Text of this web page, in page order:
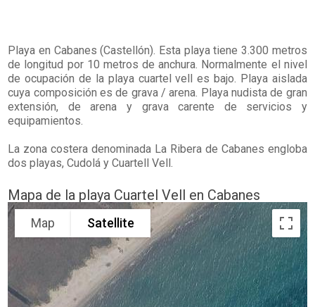
Playa en Cabanes (Castellón). Esta playa tiene 3.300 metros
de longitud por 10 metros de anchura. Normalmente el nivel
de ocupación de la playa cuartel vell es bajo. Playa aislada
cuya composición es de grava / arena. Playa nudista de gran
extensión, de arena y grava carente de servicios y
equipamientos.
La zona costera denominada La Ribera de Cabanes engloba
dos playas, Cudolá y Cuartell Vell.
Mapa de la playa Cuartel Vell en Cabanes
Map Satellite